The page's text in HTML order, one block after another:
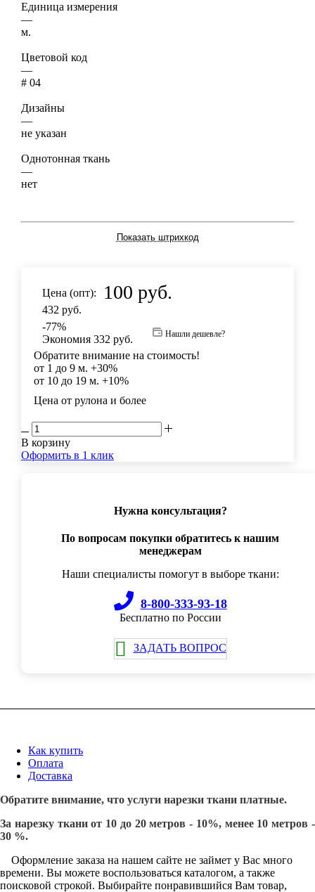
Единица измерения
—
м.
Цветовой код
—
# 04
Дизайны
—
не указан
Однотонная ткань
—
нет
Показать штрихкод
Цена (опт): 100 руб.
432 руб.
-77%
Экономия 332 руб. Нашли дешевле?
Обратите внимание на стоимость!
от 1 до 9 м. +30%
от 10 до 19 м. +10%
Цена от рулона и более
В корзину
Оформить в 1 клик
Нужна консультация?
По вопросам покупки обратитесь к нашим
менеджерам
Наши специалисты помогут в выборе ткани:
8-800-333-93-18
Бесплатно по России
ЗАДАТЬ ВОПРОС
Как купить
Оплата
Доставка
Обратите внимание, что услуги нарезки ткани платные.
За нарезку ткани от 10 до 20 метров - 10%, менее 10 метров -
30 %.
Оформление заказа на нашем сайте не займет у Вас много
времени. Вы можете воспользоваться каталогом, а также
поисковой строкой. Выбирайте понравившийся Вам товар,